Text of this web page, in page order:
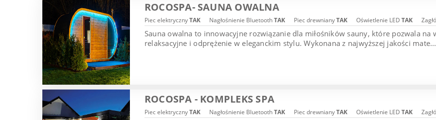
ROCOSPA- SAUNA OWALNA
Piec elektrycznyTAK Nagłośnienie BluetoothTAK Piec drewnianyTAK Oświetlenie LED TAK
Sauna owalna to innowacyjne rozwiązanie dla miłośników sauny, które pozwala na
relaksacyjne i odprężenie w eleganckim stylu. Wykonana z najwyższej jakości mate...
ROCOSPA - KOMPLEKS SPA
Piec elektrycznyTAK Nagłośnienie BluetoothTAK Piec drewnianyTAK Oświetlenie LED TAK